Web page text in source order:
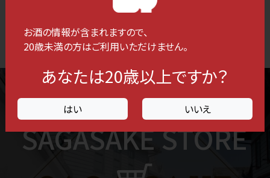
一覧へ
佐賀ん酒と酒器や蔵元グッズが買える！
SAGASAKE STORE
お酒の情報が含まれますので、
20歳未満の方はご利用いただけません。
あなたは20歳以上ですか？
はい いいえ